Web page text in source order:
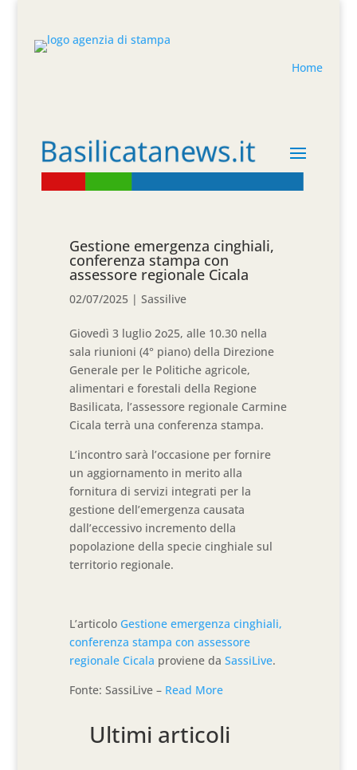
Home
Gestione emergenza cinghiali,
conferenza stampa con
assessore regionale Cicala
02/07/2025 |Sassilive
Giovedì 3 luglio 2o25, alle 10.30 nella
sala riunioni (4° piano) della Direzione
Generale per le Politiche agricole,
alimentari e forestali della Regione
Basilicata, l’assessore regionale Carmine
Cicala terrà una conferenza stampa.
L’incontro sarà l’occasione per fornire
un aggiornamento in merito alla
fornitura di servizi integrati per la
gestione dell’emergenza causata
dall’eccessivo incremento della
popolazione della specie cinghiale sul
territorio regionale.
L’articolo Gestione emergenza cinghiali,
conferenza stampa con assessore
regionale Cicala proviene daSassiLive.
Fonte: SassiLive – Read More
Ultimi articoli